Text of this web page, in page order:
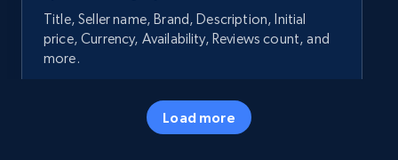
Title, Seller name, Brand, Description, Initial
price, Currency, Availability, Reviews count, and
more.
5.7K+
Load more